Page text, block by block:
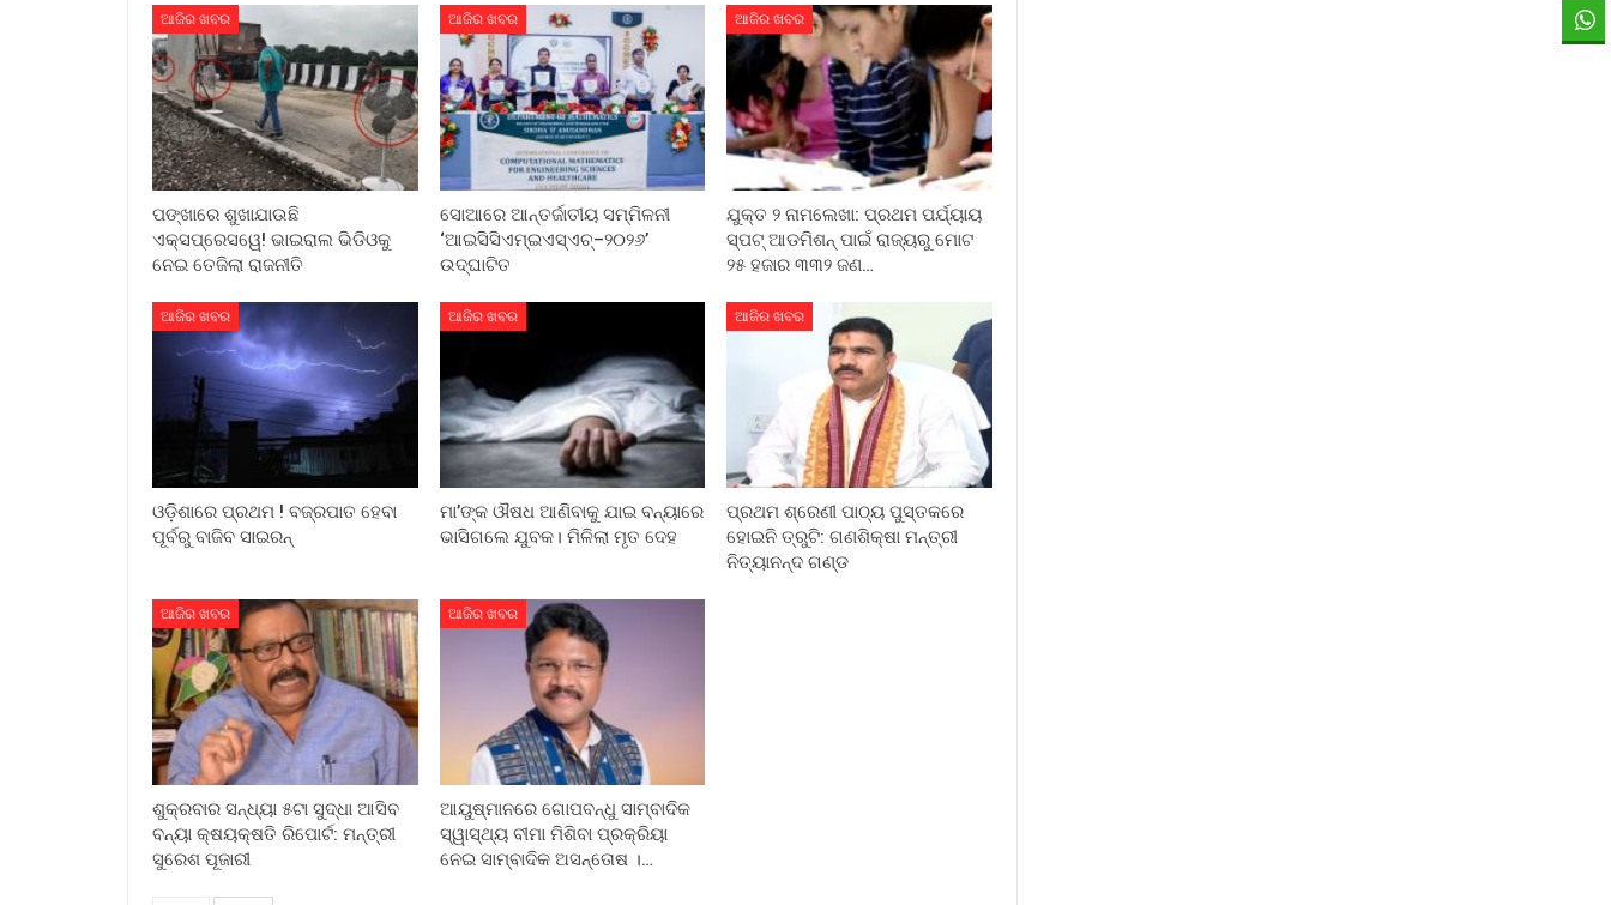
ଆଜିର ଖବର
ପଙ୍ଖାରେ ଶୁଖାଯାଉଛି
ଏକ୍ସପ୍ରେସୱେ! ଭାଇରାଲ ଭିଡିଓକୁ
ନେଇ ତେଜିଲା ରାଜନୀତି
ଆଜିର ଖବର
ସୋଆରେ ଆନ୍ତର୍ଜାତୀୟ ସମ୍ମିଳନୀ
‘ଆଇସିସିଏମ୍‌ଇଏସ୍‌ଏଚ୍‌–୨୦୨୬’
ଉଦ୍‌ଘାଟିତ
ଆଜିର ଖବର
ଯୁକ୍ତ ୨ ନାମଲେଖା: ପ୍ରଥମ ପର୍ଯ୍ୟାୟ
ସ୍ପଟ୍ ଆଡମିଶନ୍ ପାଇଁ ରାଜ୍ୟରୁ ମୋଟ
୨୫ ହଜାର ୩୩୨ ଜଣ…
ଆଜିର ଖବର
ଓଡ଼ିଶାରେ ପ୍ରଥମ ! ବଜ୍ରପାତ ହେବା
ପୂର୍ବରୁ ବାଜିବ ସାଇରନ୍
ଆଜିର ଖବର
ମା’ଙ୍କ ଔଷଧ ଆଣିବାକୁ ଯାଇ ବନ୍ୟାରେ
ଭାସିଗଲେ ଯୁବକ। ମିଳିଲା ମୃତ ଦେହ
ଆଜିର ଖବର
ପ୍ରଥମ ଶ୍ରେଣୀ ପାଠ୍ୟ ପୁସ୍ତକରେ
ହୋଇନି ତ୍ରୁଟି: ଗଣଶିକ୍ଷା ମନ୍ତ୍ରୀ
ନିତ୍ୟାନନ୍ଦ ଗଣ୍ଡ
ଆଜିର ଖବର
ଶୁକ୍ରବାର ସନ୍ଧ୍ୟା ୫ଟା ସୁଦ୍ଧା ଆସିବ
ବନ୍ୟା କ୍ଷୟକ୍ଷତି ରିପୋର୍ଟ: ମନ୍ତ୍ରୀ
ସୁରେଶ ପୂଜାରୀ
ଆଜିର ଖବର
ଆୟୁଷ୍ମାନରେ ଗୋପବନ୍ଧୁ ସାମ୍ବାଦିକ
ସ୍ୱାସ୍ଥ୍ୟ ବୀମା ମିଶିବା ପ୍ରକ୍ରିୟା
ନେଇ ସାମ୍ବାଦିକ ଅସନ୍ତୋଷ ।…